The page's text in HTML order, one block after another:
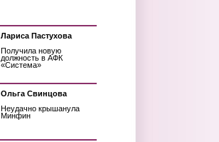
Лариса Пастухова
Получила новую
должность в АФК
«Система»
Ольга Свинцова
Неудачно крышанула
Минфин